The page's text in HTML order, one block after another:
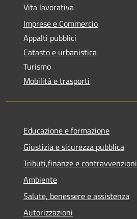
Vita lavorativa
Imprese e Commercio
Appalti pubblici
Catasto e urbanistica
Turismo
Mobilità e trasporti
Educazione e formazione
Giustizia e sicurezza pubblica
Tributi,finanze e contravvenzioni
Ambiente
Salute, benessere e assistenza
Autorizzazioni